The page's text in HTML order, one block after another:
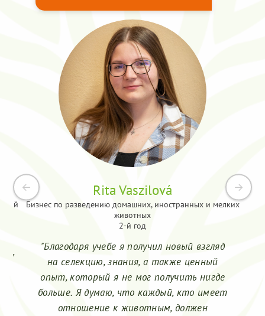
Rita Vaszilová
Бизнес по разведению домашних, иностранных и мелких
животных
2-й год
"Благодаря учебе я получил новый взгляд
на селекцию, знания, а также ценный
опыт, который я не мог получить нигде
больше. Я думаю, что каждый, кто имеет
отношение к животным, должен